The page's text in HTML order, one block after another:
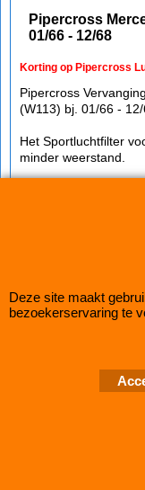
Pipercross
01/66 - 12/68
Korting op Pipercross
Pipercross
(W113) bj. 01/66 -
Het Sportluchtfilter
minder weerstand.
Deze site maakt
bezoekerservaring te